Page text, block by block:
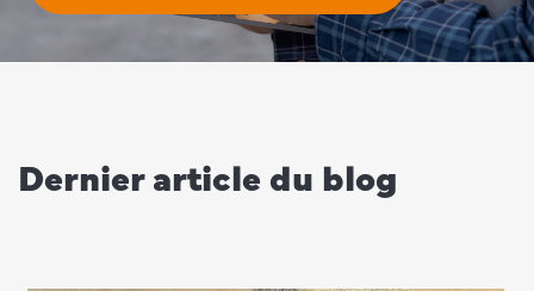
Dernier article du blog